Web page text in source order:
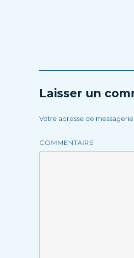
Laisser un
Votre adresse de
COMMENTAIRE